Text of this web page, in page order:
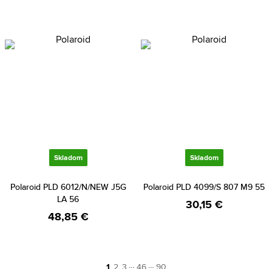
Skladom
Polaroid PLD 6012/N/NEW J5G
LA 56
48,85 €
Skladom
Polaroid PLD 4099/S 807 M9 55
30,15 €
1 2 3 … 46 … 90